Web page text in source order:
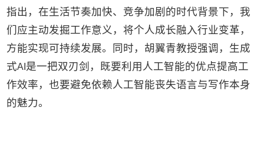
指出，在生活节奏加快、竞争加剧的时代背景下，我
们应主动发掘工作意义，将个人成长融入行业变革，
方能实现可持续发展。同时，胡翼青教授强调，生成
式AI 是一把双刃剑，既要利用人工智能的优点提高工
作效率，也要避免依赖人工智能丧失语言与写作本身
的魅力。